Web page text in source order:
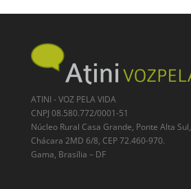
ATINI - VOZ PELA VIDA
CNPJ 08.580.772/0001-51
Núcleo Rural Casa Grande, Ponte Alta Sul,
Chácara 2MD 6/8, CEP 72.460-970.
Gama, Brasília – DF